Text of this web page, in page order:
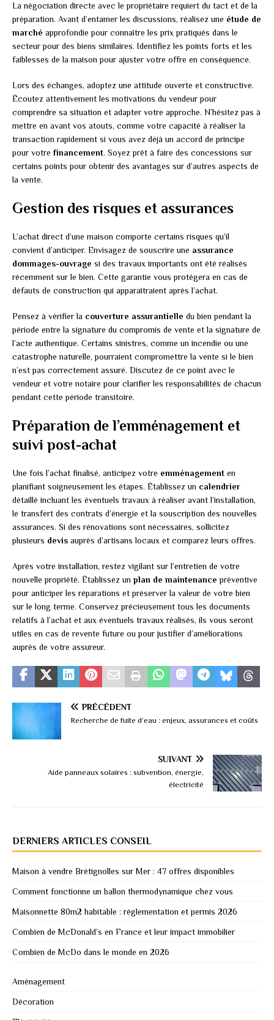
La négociation directe avec le propriétaire requiert du tact et de la
préparation. Avant d’entamer les discussions, réalisez une étude de
marché approfondie pour connaître les prix pratiqués dans le
secteur pour des biens similaires. Identifiez les points forts et les
faiblesses de la maison pour ajuster votre offre en conséquence.
Lors des échanges, adoptez une attitude ouverte et constructive.
Écoutez attentivement les motivations du vendeur pour
comprendre sa situation et adapter votre approche. N’hésitez pas à
mettre en avant vos atouts, comme votre capacité à réaliser la
transaction rapidement si vous avez déjà un accord de principe
pour votre financement. Soyez prêt à faire des concessions sur
certains points pour obtenir des avantages sur d’autres aspects de
la vente.
Gestion des risques et assurances
L’achat direct d’une maison comporte certains risques qu’il
convient d’anticiper. Envisagez de souscrire une assurance
dommages-ouvrage si des travaux importants ont été réalisés
récemment sur le bien. Cette garantie vous protégera en cas de
défauts de construction qui apparaîtraient après l’achat.
Pensez à vérifier la couverture assurantielle du bien pendant la
période entre la signature du compromis de vente et la signature de
l’acte authentique. Certains sinistres, comme un incendie ou une
catastrophe naturelle, pourraient compromettre la vente si le bien
n’est pas correctement assuré. Discutez de ce point avec le
vendeur et votre notaire pour clarifier les responsabilités de chacun
pendant cette période transitoire.
Préparation de l’emménagement et
suivi post-achat
Une fois l’achat finalisé, anticipez votre emménagement en
planifiant soigneusement les étapes. Établissez un calendrier
détaillé incluant les éventuels travaux à réaliser avant l’installation,
le transfert des contrats d’énergie et la souscription des nouvelles
assurances. Si des rénovations sont nécessaires, sollicitez
plusieurs devis auprès d’artisans locaux et comparez leurs offres.
Après votre installation, restez vigilant sur l’entretien de votre
nouvelle propriété. Établissez un plan de maintenance préventive
pour anticiper les réparations et préserver la valeur de votre bien
sur le long terme. Conservez précieusement tous les documents
relatifs à l’achat et aux éventuels travaux réalisés, ils vous seront
utiles en cas de revente future ou pour justifier d’améliorations
auprès de votre assureur.
PRÉCÉDENT
Recherche de fuite d’eau : enjeux, assurances et coûts
SUIVANT
Aide panneaux solaires : subvention, énergie,
électricité
DERNIERS ARTICLES CONSEIL
Maison à vendre Brétignolles sur Mer : 47 offres disponibles
Comment fonctionne un ballon thermodynamique chez vous
Maisonnette 80m2 habitable : réglementation et permis 2026
Combien de McDonald’s en France et leur impact immobilier
Combien de McDo dans le monde en 2026
Aménagement
Décoration